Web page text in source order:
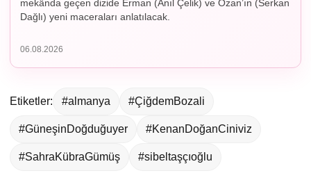
mekânda geçen dizide Erman (Anıl Çelik) ve Ozan’ın (Serkan
Dağlı) yeni maceraları anlatılacak.
06.08.2026
Etiketler: #almanya #ÇiğdemBozali
#GüneşinDoğduğuyer #KenanDoğanCiniviz
#SahraKübraGümüş #sibeltaşçıoğlu